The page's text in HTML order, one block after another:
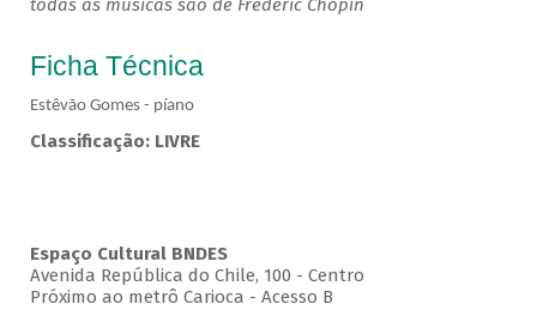
todas as músicas são de Frédéric Chopin
Ficha Técnica
Estêvão Gomes - píano
Classificação: LIVRE
Espaço Cultural BNDES
Avenida República do Chile, 100 - Centro
Próximo ao metrô Carioca - Acesso B